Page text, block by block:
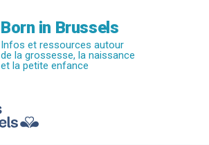
Born in Brussels
Infos et ressources autour
de la grossesse, la naissance
et la petite enfance